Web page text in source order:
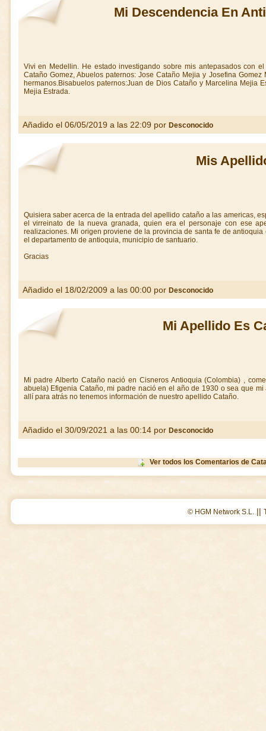
Mi Descendencia En
Vivi en Medellin. He estado investigando sobre mis antepasados con
Cataño Gomez, Abuelos paternos: Jose Cataño Mejia y Josefina
hermanos.Bisabuelos paternos:Juan de Dios Cataño y Marcelina Mejia
Mejia Estrada.
Añadido el 06/05/2019 a las 22:09 por Desconocido
Mis
Quisiera saber acerca de la entrada del apellido cataño a las americas,
el virreinato de la nueva granada, quien era el personaje con ese
realizaciones. Mi origen proviene de la provincia de santa fe de
el departamento de antioquia, municipio de santuario.
Gracias
Añadido el 18/02/2009 a las 00:00 por Desconocido
Mi Apellido Es
Mi padre Alberto Cataño nació en Cisneros Antioquia (Colombia) ,
abuela) Efigenia Cataño, mi padre nació en el año de 1930 o sea que
allí para atrás no tenemos información de nuestro apellido Cataño.
Añadido el 30/09/2021 a las 00:14 por Desconocido
Ver todos los Comentarios de
© HGM Network S.L. ||